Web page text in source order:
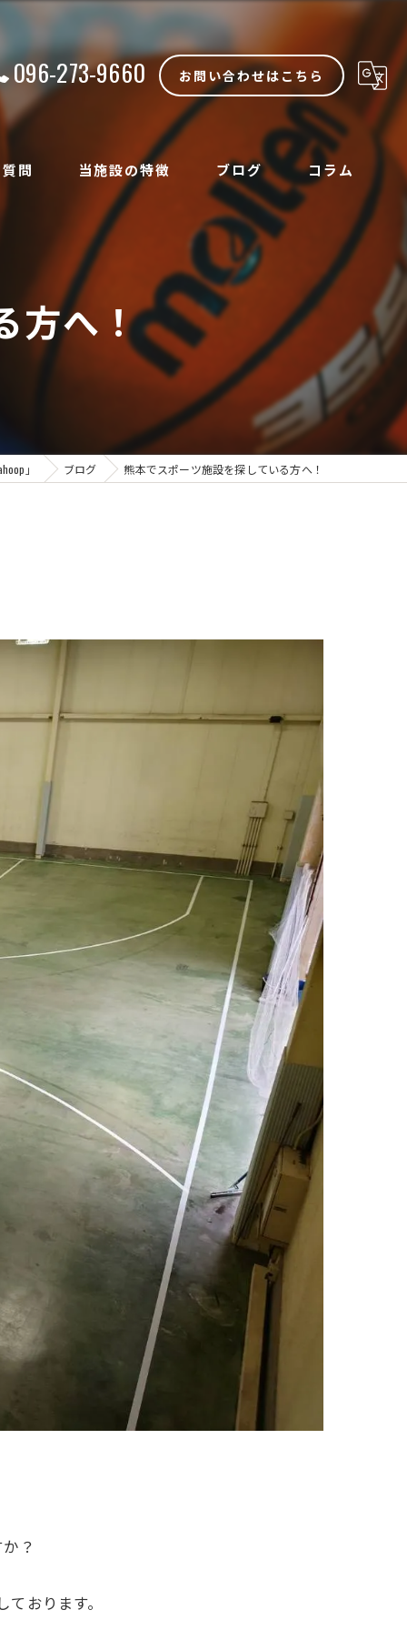
096-273-9660 お問い合わせはこちら
問 当施設の特徴
室内
ハーフ
体育館
ブログ コラム
方へ！
」 ブログ 熊本でスポーツ施設を探している方へ！
？
おります。